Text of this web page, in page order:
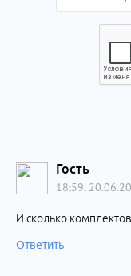
Гость
18:59,
И сколько
Ответить